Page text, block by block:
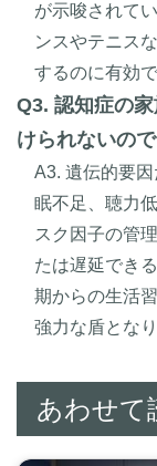
が示唆されて
ンスやテニス
するのに有効で
Q3. 認知症の
けられないの
A3. 遺伝的要
眠不足、聴力
スク因子の管
たは遅延でき
期からの生活
強力な盾となり
あわせて